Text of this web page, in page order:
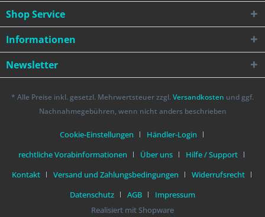
Shop Service
Informationen
Newsletter
* Alle Preise inkl. gesetzl. Mehrwertsteuer zzgl. Versandkosten und ggf.
Nachnahmegebühren, wenn nicht anders beschrieben
Cookie-Einstellungen
Händler-Login
rechtliche Vorabinformationen
Über uns
Hilfe / Support
Kontakt
Versand und Zahlungsbedingungen
Widerrufsrecht
Datenschutz
AGB
Impressum
Realisiert mit Shopware